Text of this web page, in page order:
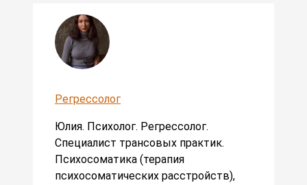
Регрессолог
Юлия. Психолог. Регрессолог.
Специалист трансовых практик.
Психосоматика (терапия
психосоматических расстройств),